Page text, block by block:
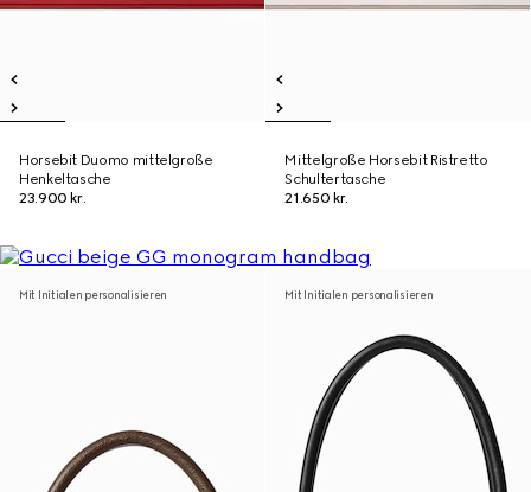
Horsebit Duomo mittelgroße
Henkeltasche
23.900 kr.
Mittelgroße Horsebit Ristretto
Schultertasche
21.650 kr.
Mit Initialen personalisieren Mit Initialen personalisieren